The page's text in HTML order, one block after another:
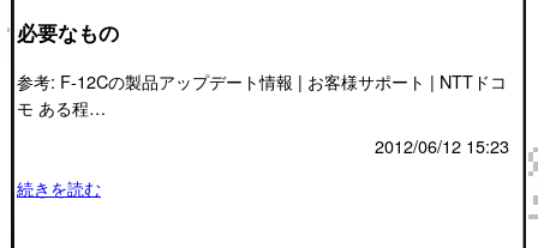
必要なもの
参考: F-12Cの製品アップデート情報 | お客様サポート | NTTドコ
モ ある程…
2012/06/12 15:23
続きを読む